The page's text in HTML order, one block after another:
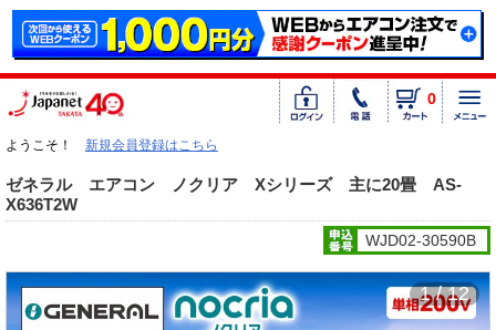
0
ようこそ！ 新規会員登録はこちら
ゼネラル エアコン ノクリア Xシリーズ 主に20畳 AS-
X636T2W
WJD02-30590B
1 / 12